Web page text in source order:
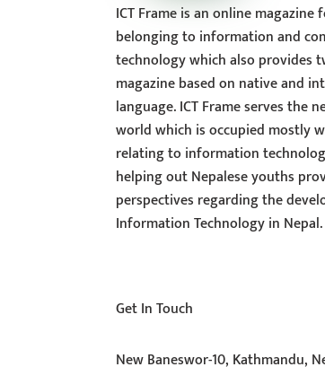
ICT Frame is an online
belonging to information and
technology which also provides
magazine based on native and
language. ICT Frame serves the
world which is occupied mostly
relating to information
helping out Nepalese youths
perspectives regarding the
Information Technology in Nepal.
Get In Touch
New Baneswor-10, Kathmandu,